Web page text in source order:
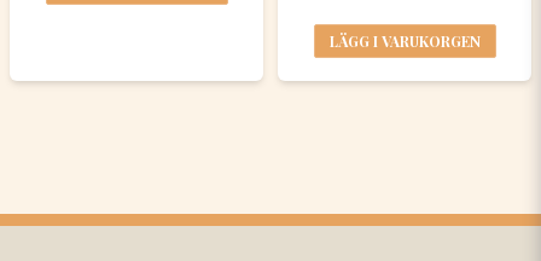
LÄGG I VARUKORGEN